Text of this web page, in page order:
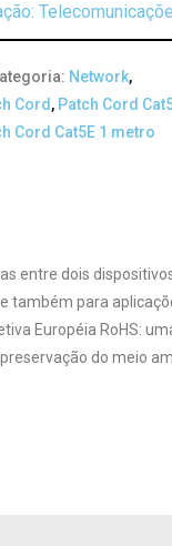
Network,
Cord , Patch Cord
Cord Cat5E 1 metro
entre dois
também para
Européia RoHS:
do meio